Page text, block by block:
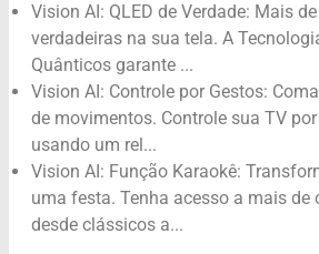
Vision AI: QLED de Verdade: Mais
verdadeiras na sua tela. A
Quânticos garante ...
Vision AI: Controle por Gestos:
de movimentos. Controle sua TV
usando um rel...
Vision AI: Função Karaokê:
uma festa. Tenha acesso a mais de
desde clássicos a...